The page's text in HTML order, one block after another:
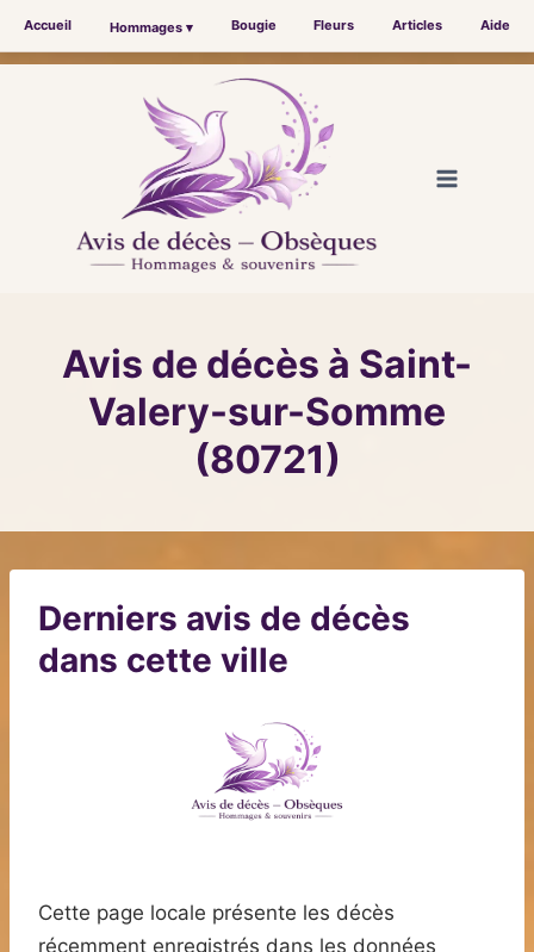
Accueil Hommages ▾ Bougie Fleurs Articles Aide
Avis de décès à Saint-
Valery-sur-Somme
(80721)
Derniers avis de décès
dans cette ville
Cette page locale présente les décès
récemment enregistrés dans les données